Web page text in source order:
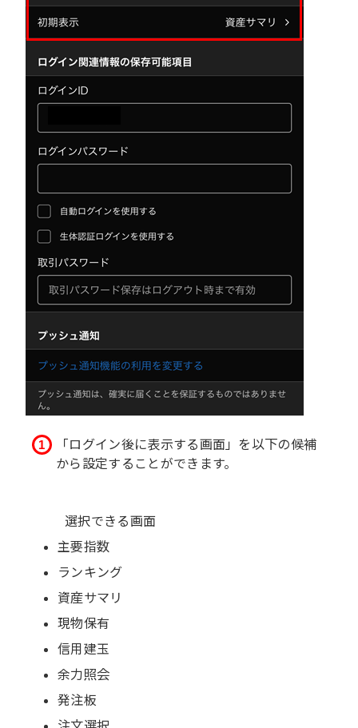
「ログイン後に表示する画面」を以下の候補
から設定することができます。
選択できる画面
主要指数
ランキング
資産サマリ
現物保有
信用建玉
余力照会
発注板